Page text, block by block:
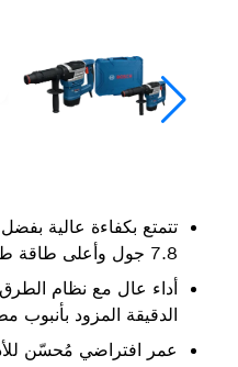
تتمتع بكفاءة عالية بفضل
7.8 جول وأعلى طاقة طرق في فئتها
الدقيقة المزود بأنبوب
عمر افتراضي مُحسّن